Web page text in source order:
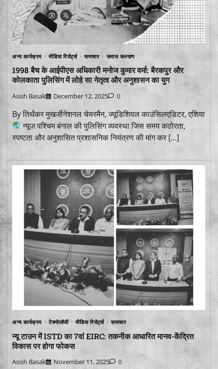
अन्य कार्यक्रम मीडिया रिपोर्ट्स समाचार समाज कल्याण
1998 बैच के आईपीएस अधिकारी मनोज कुमार वर्मा: बैरकपुर और
कोलकाता पुलिसिंग में लोहे सा नेतृत्व और अनुशासन का युग
Asish Basak December 12, 2025 0
By तिर्थंकर मुखर्जीनेशनल चेयरमैन, ज्यूडिशियल काउंसिलएडिटर, एशिया
न्यूज़ पश्चिम बंगाल की पुलिसिंग व्यवस्था जिस समय कठोरता,
स्पष्टता और अनुशासित प्रशासनिक नियंत्रण की मांग कर […]
अन्य कार्यक्रम टेक्नोलॉजी मीडिया रिपोर्ट्स समाचार
न्यू टाउन में ISTD का 7वां EIRC: तकनीक आधारित मानव-केंद्रित
विकास पर होगा फोकस
Asish Basak November 11, 2025 0